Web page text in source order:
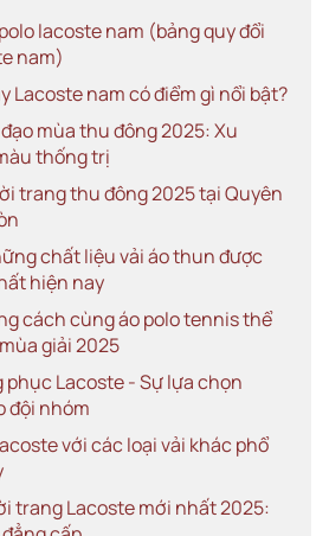
lacoste nam (bảng quy đổi
nam)
Lacoste nam có điểm gì nổi bật?
mùa thu đông 2025: Xu
thống trị
trang thu đông 2025 tại Quyên
chất liệu vải áo thun được
hiện nay
cách cùng áo polo tennis thể
giải 2025
phục Lacoste - Sự lựa chọn
đội nhóm
với các loại vải khác phổ
trang Lacoste mới nhất 2025: